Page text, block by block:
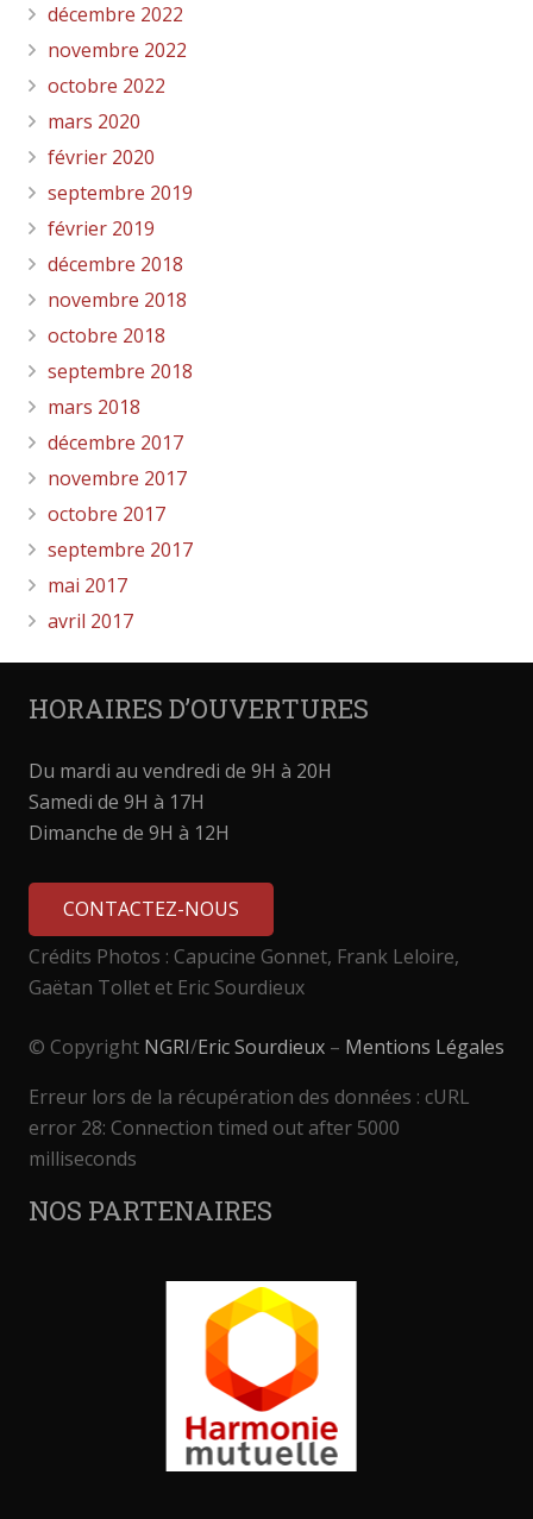
décembre 2022
novembre 2022
octobre 2022
mars 2020
février 2020
septembre 2019
février 2019
décembre 2018
novembre 2018
octobre 2018
septembre 2018
mars 2018
décembre 2017
novembre 2017
octobre 2017
septembre 2017
mai 2017
avril 2017
HORAIRES D’OUVERTURES
Du mardi au vendredi de 9H à 20H
Samedi de 9H à 17H
Dimanche de 9H à 12H
CONTACTEZ-NOUS
Crédits Photos : Capucine Gonnet, Frank Leloire,
Gaëtan Tollet et Eric Sourdieux
© Copyright NGRI/Eric Sourdieux – Mentions Légales
Erreur lors de la récupération des données : cURL
error 28: Connection timed out after 5000
milliseconds
NOS PARTENAIRES